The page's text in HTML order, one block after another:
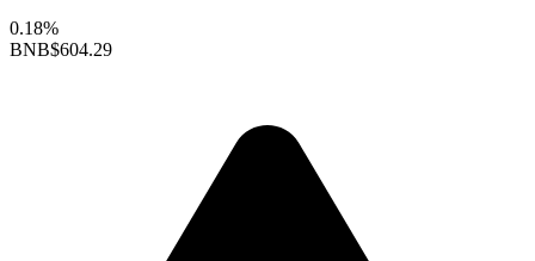
0.18%
BNB$604.29